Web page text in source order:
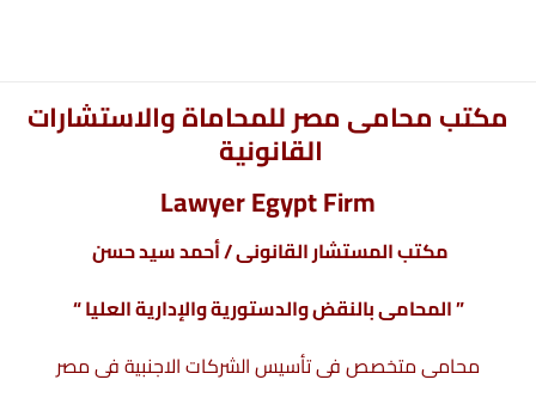
مكتب محامى مصر للمحاماة والاستشارات
القانونية
Lawyer Egypt Firm
مكتب المستشار القانونى / أحمد سيد حسن
” المحامى بالنقض والدستورية والإدارية العليا “
محامى متخصص فى تأسيس الشركات الاجنبية فى مصر